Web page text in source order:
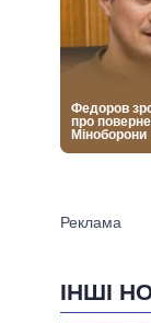
ІНШІ